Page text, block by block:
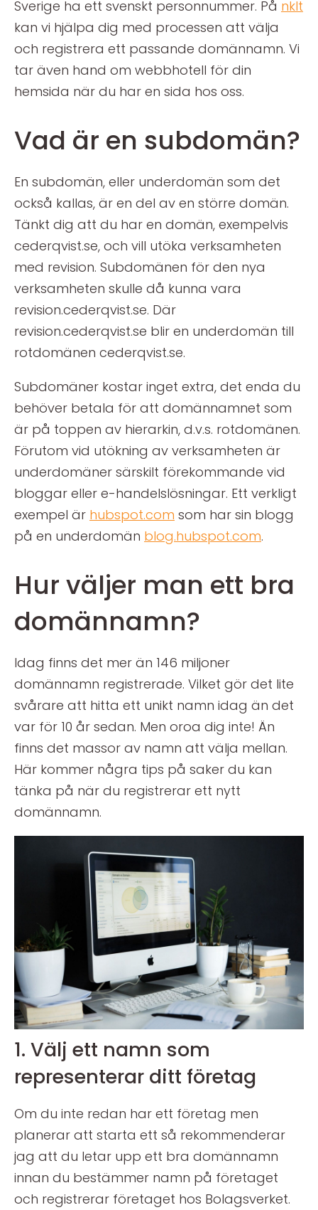
Sverige ha ett svenskt personnummer. På nklt
kan vi hjälpa dig med processen att välja
och registrera ett passande domännamn. Vi
tar även hand om webbhotell för din
hemsida när du har en sida hos oss.
Vad är en subdomän?
En subdomän, eller underdomän som det
också kallas, är en del av en större domän.
Tänkt dig att du har en domän, exempelvis
cederqvist.se, och vill utöka verksamheten
med revision. Subdomänen för den nya
verksamheten skulle då kunna vara
revision.cederqvist.se. Där
revision.cederqvist.se blir en underdomän till
rotdomänen cederqvist.se.
Subdomäner kostar inget extra, det enda du
behöver betala för att domännamnet som
är på toppen av hierarkin, d.v.s. rotdomänen.
Förutom vid utökning av verksamheten är
underdomäner särskilt förekommande vid
bloggar eller e-handelslösningar. Ett verkligt
exempel är hubspot.com som har sin blogg
på en underdomän blog.hubspot.com.
Hur väljer man ett bra
domännamn?
Idag finns det mer än 146 miljoner
domännamn registrerade. Vilket gör det lite
svårare att hitta ett unikt namn idag än det
var för 10 år sedan. Men oroa dig inte! Än
finns det massor av namn att välja mellan.
Här kommer några tips på saker du kan
tänka på när du registrerar ett nytt
domännamn.
1. Välj ett namn som
representerar ditt företag
Om du inte redan har ett företag men
planerar att starta ett så rekommenderar
jag att du letar upp ett bra domännamn
innan du bestämmer namn på företaget
och registrerar företaget hos Bolagsverket.